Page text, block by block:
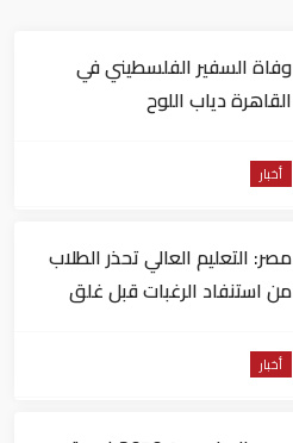
وفاة السفير الفلسطيني في
القاهرة دياب اللوح
أخبار
مصر: التعليم العالي تحذر الطلاب
من استنفاد الرغبات قبل غلق
أخبار